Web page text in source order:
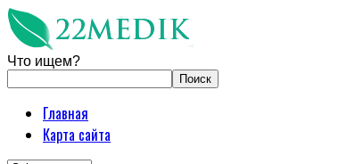
Что ищем?
Главная
Карта сайта